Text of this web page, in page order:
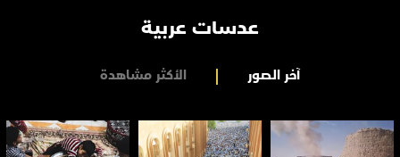
عدسات عربية
آخر الصور الأكثر مشاهدة